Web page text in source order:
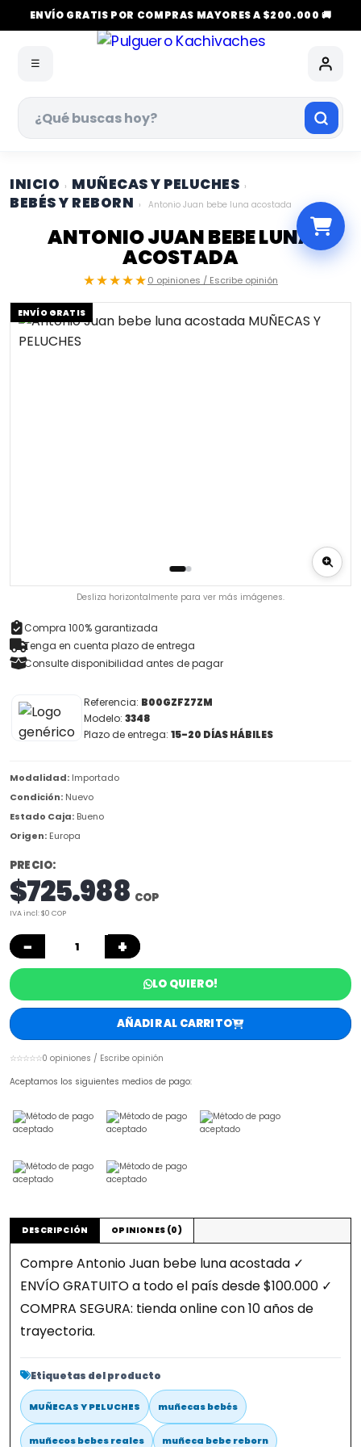
ENVÍO GRATIS POR COMPRAS MAYORES A $200.000 🚚
☰
INICIO › MUÑECAS Y PELUCHES ›
BEBÉS Y REBORN › Antonio Juan bebe luna acostada
ANTONIO JUAN BEBE LUNA
ACOSTADA
★★★★★0 opiniones / Escribe opinión
ENVÍO GRATIS
Desliza horizontalmente para ver más imágenes.
Compra 100% garantizada
Tenga en cuenta plazo de entrega
Consulte disponibilidad antes de pagar
Referencia: B00GZFZ7ZM
Modelo: 3348
Plazo de entrega: 15-20 DÍAS HÁBILES
Modalidad: Importado
Condición: Nuevo
Estado Caja: Bueno
Origen: Europa
PRECIO:
$725.988 COP
IVA incl: $0 COP
− +
LO QUIERO!
AÑADIR AL CARRITO
☆☆☆☆☆0 opiniones / Escribe opinión
Aceptamos los siguientes medios de pago:
DESCRIPCIÓN OPINIONES (0)
Compre Antonio Juan bebe luna acostada ✓
ENVÍO GRATUITO a todo el país desde $100.000 ✓
COMPRA SEGURA: tienda online con 10 años de
trayectoria.
Etiquetas del producto
MUÑECAS Y PELUCHES muñecas bebés
muñecos bebes reales muñeca bebe reborn